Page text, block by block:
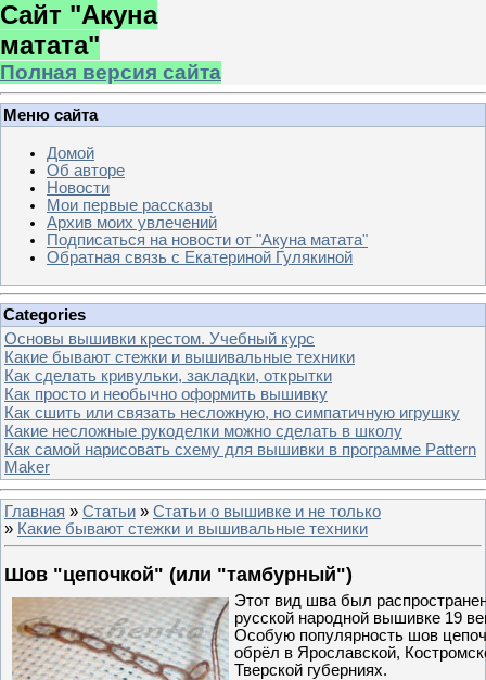
Сайт "Акуна
матата"
Полная версия сайта
Меню сайта
Домой
Об авторе
Новости
Мои первые рассказы
Архив моих увлечений
Подписаться на новости от "Акуна матата"
Обратная связь с Екатериной Гулякиной
Categories
Основы вышивки крестом. Учебный курс
Какие бывают стежки и вышивальные техники
Как сделать кривульки, закладки, открытки
Как просто и необычно оформить вышивку
Как сшить или связать несложную, но симпатичную игрушку
Какие несложные рукоделки можно сделать в школу
Как самой нарисовать схему для вышивки в программе Pattern
Maker
Главная » Статьи » Статьи о вышивке и не только
» Какие бывают стежки и вышивальные техники
Шов "цепочкой" (или "тамбурный")
Этот вид шва был
русской народной вышивке 19
Особую популярность шов
обрёл в Ярославской,
Тверской губерниях.